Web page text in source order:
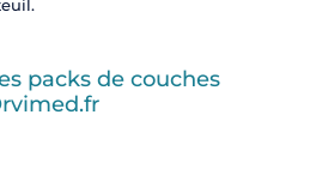
packs de couches